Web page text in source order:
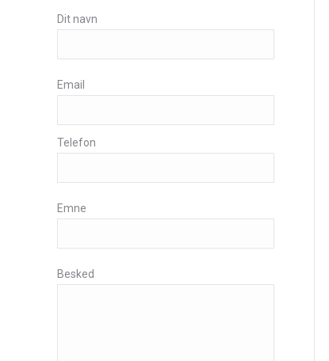
Dit navn
Email
Telefon
Emne
Besked